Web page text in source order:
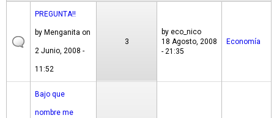
PREGUNTA!!
by Menganita on
2 Junio, 2008 -
11:52
3
by eco_nico
18 Agosto, 2008
- 21:35
Economía
Bajo que
nombre me